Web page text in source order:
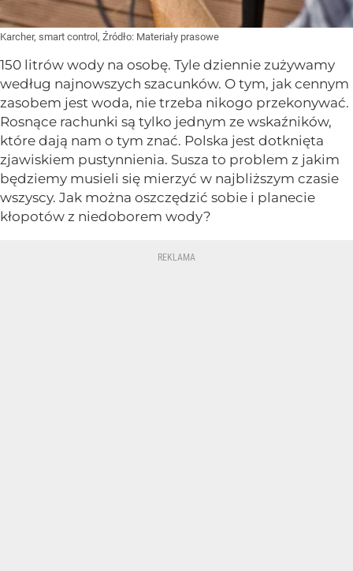
Karcher, smart control, Źródło: Materiały prasowe
150 litrów wody na osobę. Tyle dziennie zużywamy
według najnowszych szacunków. O tym, jak cennym
zasobem jest woda, nie trzeba nikogo przekonywać.
Rosnące rachunki są tylko jednym ze wskaźników,
które dają nam o tym znać. Polska jest dotknięta
zjawiskiem pustynnienia. Susza to problem z jakim
będziemy musieli się mierzyć w najbliższym czasie
wszyscy. Jak można oszczędzić sobie i planecie
kłopotów z niedoborem wody?